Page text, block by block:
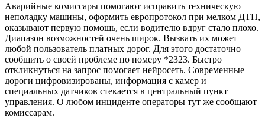
Аварийные комиссары помогают исправить техническую
неполадку машины, оформить европротокол при мелком ДТП,
оказывают первую помощь, если водителю вдруг стало плохо.
Диапазон возможностей очень широк. Вызвать их может
любой пользователь платных дорог. Для этого достаточно
сообщить о своей проблеме по номеру *2323. Быстро
откликнуться на запрос помогает нейросеть. Современные
дороги цифровизированы, информация с камер и
специальных датчиков стекается в центральный пункт
управления. О любом инциденте операторы тут же сообщают
комиссарам.